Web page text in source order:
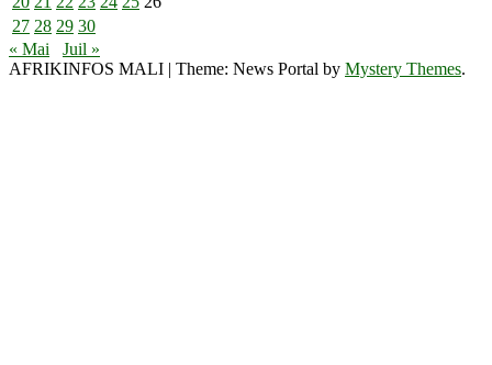
27 28 29 30
« Mai
Juil »
AFRIKINFOS MALI | Theme: News Portal by Mystery Themes.